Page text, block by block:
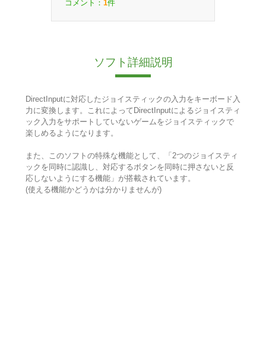
コメント： 1件
ソフト詳細説明
DirectInputに対応したジョイスティックの入力をキーボード入
力に変換します。これによってDirectInputによるジョイスティ
ック入力をサポートしていないゲームをジョイスティックで
楽しめるようになります。
また、このソフトの特殊な機能として、「2つのジョイスティ
ックを同時に認識し、対応するボタンを同時に押さないと反
応しないようにする機能」が搭載されています。
(使える機能かどうかは分かりませんが)